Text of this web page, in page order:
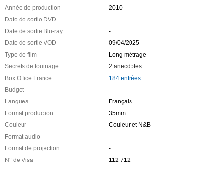
Année de production
2010
Date de sortie DVD
-
Date de sortie Blu-ray
-
Date de sortie VOD
09/04/2025
Type de film
Long métrage
Secrets de tournage
2 anecdotes
Box Office France
184 entrées
Budget
-
Langues
Français
Format production
35mm
Couleur
Couleur et N&B
Format audio
-
Format de projection
-
N° de Visa
112 712